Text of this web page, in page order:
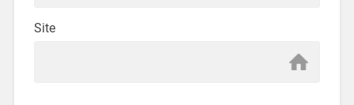
Site